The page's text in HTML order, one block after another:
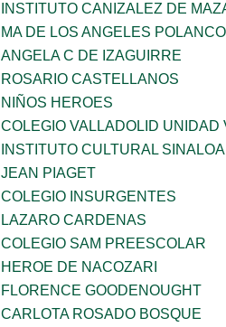
INSTITUTO CANIZALEZ DE
MA DE LOS ANGELES
ANGELA C DE IZAGUIRRE
ROSARIO CASTELLANOS
NIÑOS HEROES
COLEGIO VALLADOLID UNIDAD
INSTITUTO CULTURAL
JEAN PIAGET
COLEGIO INSURGENTES
LAZARO CARDENAS
COLEGIO SAM PREESCOLAR
HEROE DE NACOZARI
FLORENCE GOODENOUGHT
CARLOTA ROSADO BOSQUE